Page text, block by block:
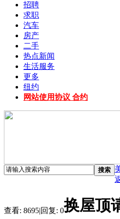
招聘
求职
汽车
房产
二手
热点新闻
生活服务
更多
纽约
网站使用协议 合约
搜索
查看: 8695|回复: 0换屋顶